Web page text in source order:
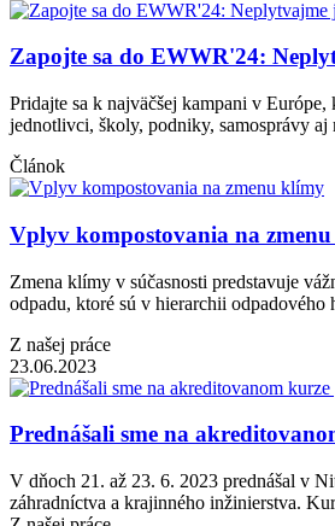
Zapojte sa do EWWR'24:
Pridajte sa k najväčšej kampani v
jednotlivci, školy, podniky, samosprávy
Článok
Vplyv kompostovania na
Zmena klímy v súčasnosti predstavuje
odpadu, ktoré sú v hierarchii odpadového
Z našej práce
23.06.2023
Prednášali sme na
V dňoch 21. až 23. 6. 2023 prednášal v
záhradníctva a krajinného inžinierstva.